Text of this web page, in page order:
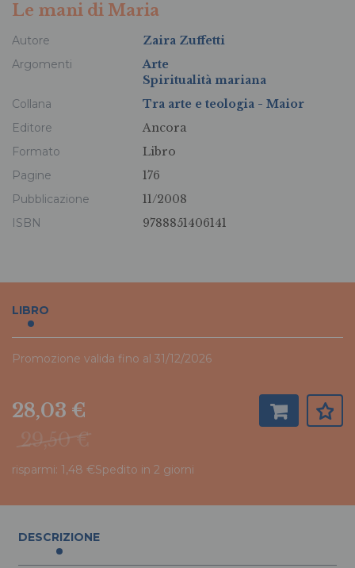
Le mani di Maria
Autore
Zaira Zuffetti
Argomenti
Arte
Spiritualità mariana
Collana
Tra arte e teologia - Maior
Editore
Ancora
Formato
Libro
Pagine
176
Pubblicazione
11/2008
ISBN
9788851406141
LIBRO
Promozione valida fino al 31/12/2026
29,50 €
28,03 €
risparmi: 1,48 €Spedito in 2 giorni
DESCRIZIONE